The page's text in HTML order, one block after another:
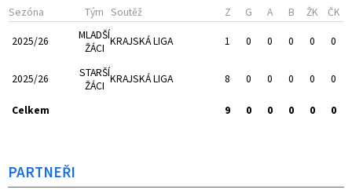
Sezóna Tým Soutěž Z G A B ŽK ČK
2025/26
MLADŠÍ
ŽÁCI
KRAJSKÁ LIGA 1 0 0 0 0 0
2025/26
STARŠÍ
ŽÁCI
KRAJSKÁ LIGA 8 0 0 0 0 0
Celkem 9 0 0 0 0 0
PARTNEŘI